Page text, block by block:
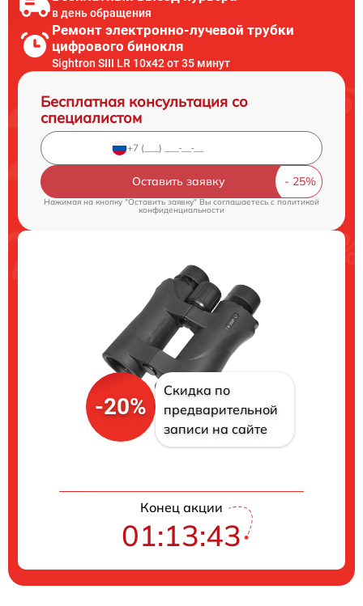
в день обращения
Ремонт электронно-лучевой трубки
цифрового бинокля
Sightron SIII LR 10x42 от 35 минут
Бесплатная консультация со
специалистом
Оставить заявку
Нажимая на кнопку "Оставить заявку" Вы соглашаетесь cполитикой
конфиденциальности
-20%
Скидка по
предварительной
записи на сайте
Конец акции
01:13:42